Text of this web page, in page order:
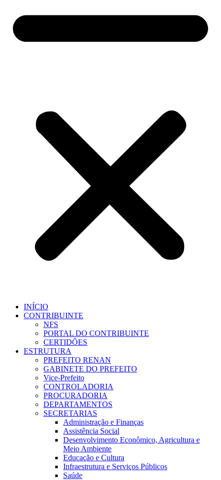
INÍCIO
CONTRIBUINTE
NFS
PORTAL DO CONTRIBUINTE
CERTIDÕES
ESTRUTURA
PREFEITO RENAN
GABINETE DO PREFEITO
Vice-Prefeito
CONTROLADORIA
PROCURADORIA
DEPARTAMENTOS
SECRETARIAS
Administração e Finanças
Assistência Social
Desenvolvimento Econômico, Agricultura e
Meio Ambiente
Educação e Cultura
Infraestrutura e Serviços Públicos
Saúde